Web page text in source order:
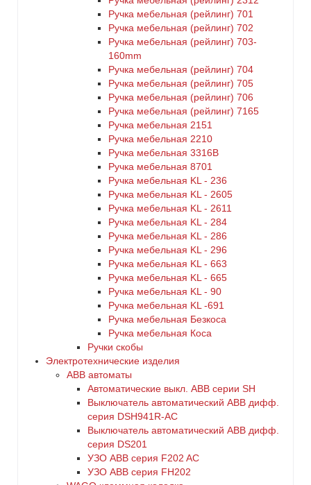
Ручка мебельная (рейлинг) 701
Ручка мебельная (рейлинг) 702
Ручка мебельная (рейлинг) 703-
160mm
Ручка мебельная (рейлинг) 704
Ручка мебельная (рейлинг) 705
Ручка мебельная (рейлинг) 706
Ручка мебельная (рейлинг) 7165
Ручка мебельная 2151
Ручка мебельная 2210
Ручка мебельная 3316B
Ручка мебельная 8701
Ручка мебельная KL - 236
Ручка мебельная KL - 2605
Ручка мебельная KL - 2611
Ручка мебельная KL - 284
Ручка мебельная KL - 286
Ручка мебельная KL - 296
Ручка мебельная KL - 663
Ручка мебельная KL - 665
Ручка мебельная KL - 90
Ручка мебельная KL -691
Ручка мебельная Безкоса
Ручка мебельная Коса
Ручки скобы
Электротехнические изделия
ABB автоматы
Автоматические выкл. ABB серии SH
Выключатель автоматический ABB дифф.
серия DSH941R-AC
Выключатель автоматический АВВ дифф.
серия DS201
УЗО ABB серия F202 AC
УЗО АВВ серия FH202